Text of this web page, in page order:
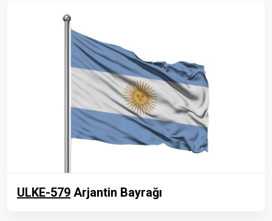
ULKE-579 Arjantin Bayrağı